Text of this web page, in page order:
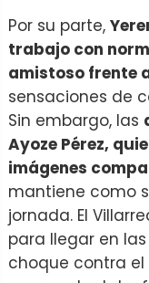
Por su parte,
trabajo con
amistoso frente
sensaciones de
Sin embargo, las
Ayoze Pérez,
imágenes
mantiene como
jornada. El
para llegar en
choque contra el